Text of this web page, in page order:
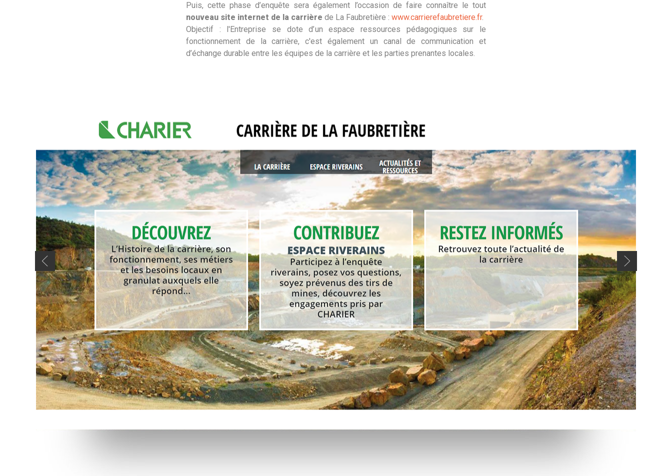
Puis, cette phase d’enquête sera également l’occasion de faire connaître le tout
nouveau site internet de la carrière de La Faubretière : www.carrierefaubretiere.fr.
Objectif : l'Entreprise se dote d’un espace ressources pédagogiques sur le
fonctionnement de la carrière, c'est également un canal de communication et
d’échange durable entre les équipes de la carrière et les parties prenantes locales.